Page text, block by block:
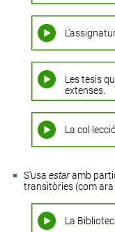
Les tesis
extenses.
La
S’usaestaramb
transitòries (com
La